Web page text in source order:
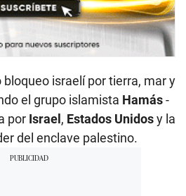
israelí por tierra, mar y
el grupo islamista Hamás-
por Israel, Estados Unidosy la
del enclave palestino.